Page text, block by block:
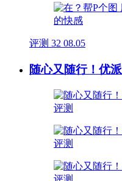
评测 32 08.05
随心又随行！优